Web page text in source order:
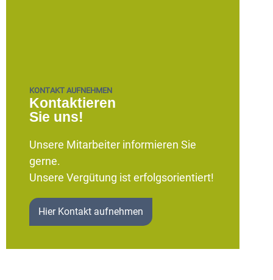
KONTAKT AUFNEHMEN
Kontaktieren
Sie uns!
Unsere Mitarbeiter informieren Sie
gerne.
Unsere Vergütung ist erfolgsorientiert!
Hier Kontakt aufnehmen